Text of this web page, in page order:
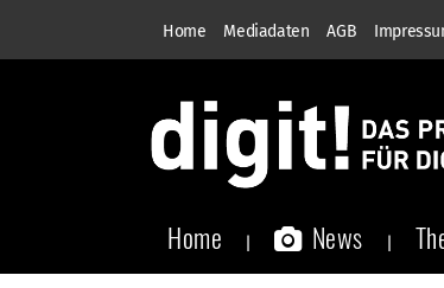
Home Mediadaten AGB
Home News